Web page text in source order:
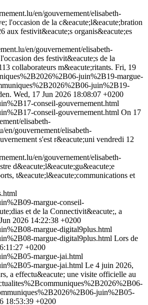
en/gouvernement/elisabeth-
l'occasion de la c&eacute;l&eacute;bration
aux festivit&eacute;s organis&eacute;es
en/gouvernement/elisabeth-
des festivit&eacute;s de la
collaborateurs m&eacute;ritants. Fri, 19
juin%2B19-margue-
juin%2B19-
Wed, 17 Jun 2026 18:08:07 +0200
conseil-gouvernement.html
conseil-gouvernement.html On 17
elisabeth-
en/gouvernement/elisabeth-
s'est r&eacute;uni vendredi 12
en/gouvernement/elisabeth-
d&eacute;l&eacute;gu&eacute;e
t&eacute;l&eacute;communications et
margue-conseil-
et de la Connectivit&eacute;, a
2026 14:22:38 +0200
margue-digital9plus.html
margue-digital9plus.html Lors de
+0200
margue-jai.html
margue-jai.html Le 4 juin 2026,
a effectu&eacute; une visite officielle au
juin%2B05-
18:53:39 +0200